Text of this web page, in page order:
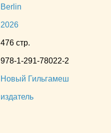
Berlin
2026
476 стр.
978-1-291-78022-2
Новый Гильгамеш
издатель